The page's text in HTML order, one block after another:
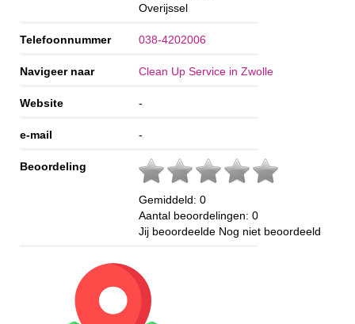
Overijssel
Telefoonnummer 038-4202006
Navigeer naar Clean Up Service in Zwolle
Website -
e-mail -
Beoordeling
Gemiddeld: 0
Aantal beoordelingen: 0
Jij beoordeelde Nog niet beoordeeld